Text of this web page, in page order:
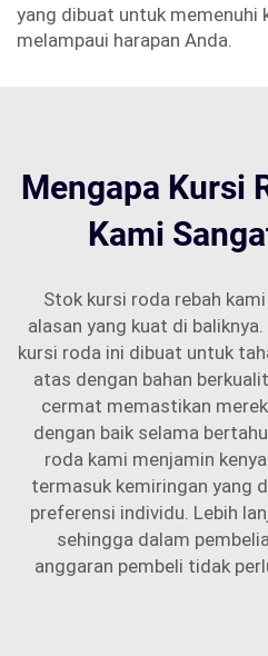
yang dibuat untuk memenuhi
melampaui harapan Anda.
Mengapa Kursi
Kami
Stok kursi roda rebah
alasan yang kuat di
kursi roda ini dibuat untuk
atas dengan bahan
cermat memastikan
dengan baik selama
roda kami menjamin
termasuk kemiringan yang
preferensi individu. Lebih
sehingga dalam
anggaran pembeli tidak